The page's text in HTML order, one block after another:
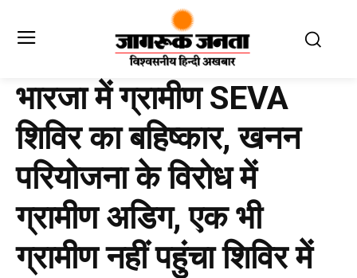
भारजा में ग्रामीण SEVA
शिविर का बहिष्कार, खनन
परियोजना के विरोध में
ग्रामीण अडिग, एक भी
ग्रामीण नहीं पहुंचा शिविर में